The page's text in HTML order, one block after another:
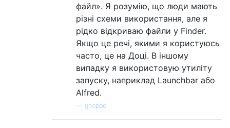
файл». Я розумію, що люди мають
різні схеми використання, але я
рідко відкриваю файли у Finder.
Якщо це речі, якими я користуюсь
часто, це на Доці. В іншому
випадку я використовую утиліту
запуску, наприклад Launchbar або
Alfred.
ghoppe